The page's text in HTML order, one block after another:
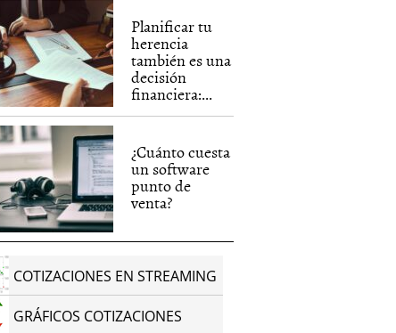
Planificar tu
herencia
también es una
decisión
financiera:...
¿Cuánto cuesta
un software
punto de
venta?
COTIZACIONES EN STREAMING
GRÁFICOS COTIZACIONES